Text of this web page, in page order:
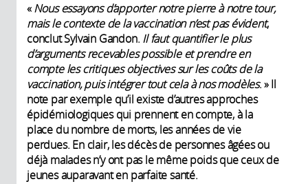
«Nous essayons d’apporter notre pierre à notre tour,
mais le contexte de la vaccination n’est pas évident,
conclut Sylvain Gandon. Il faut quantifier le plus
d’arguments recevables possible et prendre en
compte les critiques objectives sur les coûts de la
vaccination, puis intégrer tout cela à nos modèles. » Il
note par exemple qu’il existe d’autres approches
épidémiologiques qui prennent en compte, à la
place du nombre de morts, les années de vie
perdues. En clair, les décès de personnes âgées ou
déjà malades n’y ont pas le même poids que ceux de
jeunes auparavant en parfaite santé.